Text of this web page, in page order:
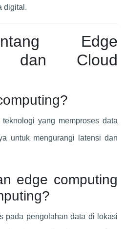
digital.
Edge
dan Cloud
yang memproses data
untuk mengurangi latensi dan
edge computing
pada pengolahan data di lokasi